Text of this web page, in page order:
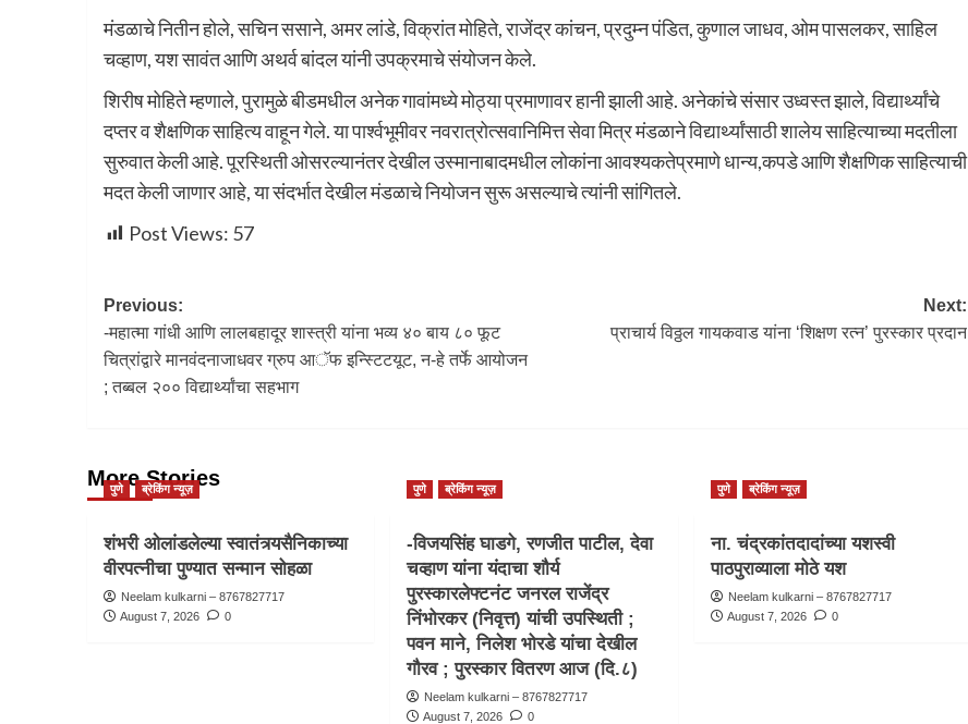
मंडळाचे नितीन होले, सचिन ससाने, अमर लांडे, विक्रांत मोहिते, राजेंद्र कांचन, प्रदुम्न पंडित, कुणाल जाधव, ओम पासलकर, साहिल
चव्हाण, यश सावंत आणि अथर्व बांदल यांनी उपक्रमाचे संयोजन केले.
शिरीष मोहिते म्हणाले, पुरामुळे बीडमधील अनेक गावांमध्ये मोठ्या प्रमाणावर हानी झाली आहे. अनेकांचे संसार उध्वस्त झाले, विद्यार्थ्यांचे
दप्तर व शैक्षणिक साहित्य वाहून गेले. या पार्श्वभूमीवर नवरात्रोत्सवानिमित्त सेवा मित्र मंडळाने विद्यार्थ्यांसाठी शालेय साहित्याच्या मदतीला
सुरुवात केली आहे. पूरस्थिती ओसरल्यानंतर देखील उस्मानाबादमधील लोकांना आवश्यकतेप्रमाणे धान्य,कपडे आणि शैक्षणिक साहित्याची
मदत केली जाणार आहे, या संदर्भात देखील मंडळाचे नियोजन सुरू असल्याचे त्यांनी सांगितले.
Post Views: 57
Previous:
-महात्मा गांधी आणि लालबहादूर शास्त्री यांना भव्य ४० बाय ८० फूट
चित्रांद्वारे मानवंदनाजाधवर ग्रुप आॅफ इन्स्टिटयूट, न-हे तर्फे आयोजन
; तब्बल २०० विद्यार्थ्यांचा सहभाग
Next:
प्राचार्य विठ्ठल गायकवाड यांना ‘शिक्षण रत्न’ पुरस्कार प्रदान
More Stories
पुणे ब्रेकिंग न्यूज़
शंभरी ओलांडलेल्या स्वातंत्र्यसैनिकाच्या
वीरपत्नीचा पुण्यात सन्मान सोहळा
Neelam kulkarni – 8767827717
August 7, 2026
0
पुणे ब्रेकिंग न्यूज़
-विजयसिंह घाडगे, रणजीत पाटील, देवा
चव्हाण यांना यंदाचा शौर्य
पुरस्कारलेफ्टनंट जनरल राजेंद्र
निंभोरकर (निवृत्त) यांची उपस्थिती ;
पवन माने, निलेश भोरडे यांचा देखील
गौरव ; पुरस्कार वितरण आज (दि.८)
Neelam kulkarni – 8767827717
August 7, 2026
0
पुणे ब्रेकिंग न्यूज़
ना. चंद्रकांतदादांच्या यशस्वी
पाठपुराव्याला मोठे यश
Neelam kulkarni – 8767827717
August 7, 2026
0